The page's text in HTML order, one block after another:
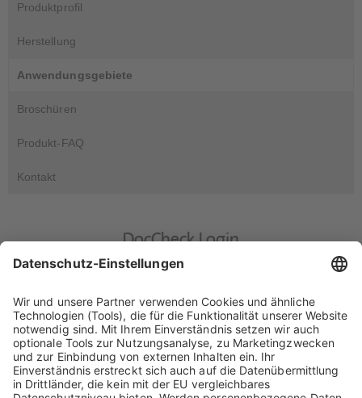
Produktprofil
Herstellung
Anwendungsgebiete
Broschüren
Produkt-FAQ
Kontakt
DocCheck Login
DocCheck
Diese Seite enthält Informationen für medizinische Fachkreise.
Bitte geben Sie Ihr DocCheck-Passwort ein..